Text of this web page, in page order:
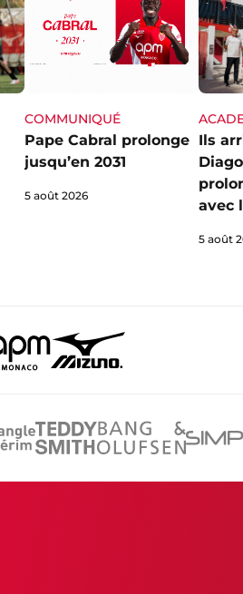
COMMUNIQUÉ
Pape Cabral prolonge
jusqu’en 2031
5 août 2026
Ils
avec
5 août